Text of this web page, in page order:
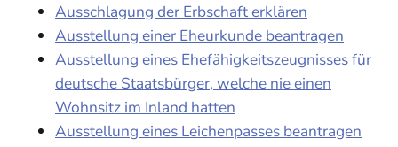
Ausschlagung der Erbschaft erklären
Ausstellung einer Eheurkunde beantragen
Ausstellung eines Ehefähigkeitszeugnisses für
deutsche Staatsbürger, welche nie einen
Wohnsitz im Inland hatten
Ausstellung eines Leichenpasses beantragen